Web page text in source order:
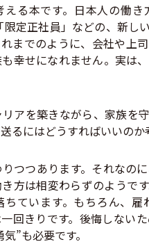
る本です。日本人の働
定正社員」などの、新し
までのように、会社や上
幸せになれません。実は
アを築きながら、家族を
るにはどうすればいいのか
つつあります。それなの
方は相変わらずのようで
ています。もちろん、
回きりです。後悔しない
”も必要です。